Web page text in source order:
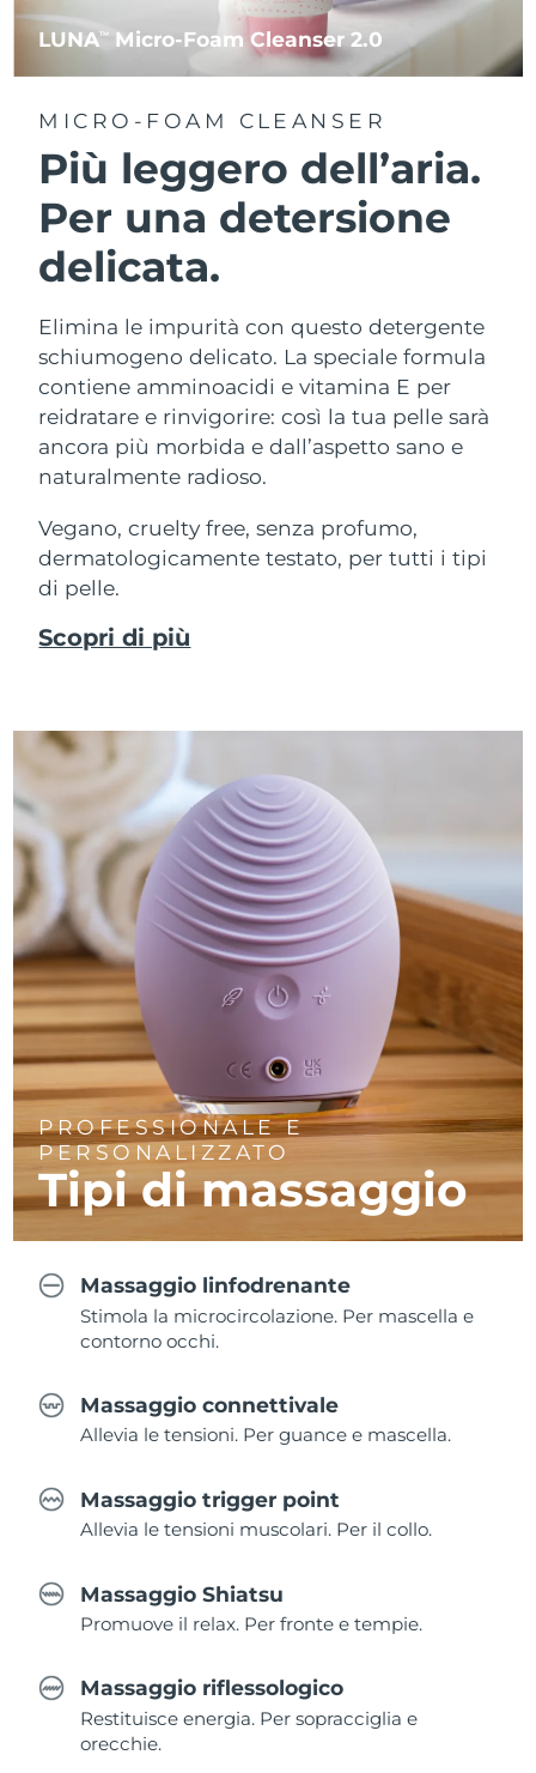
LUNATM Micro-Foam Cleanser 2.0
MICRO-FOAM CLEANSER
Più leggero dell’aria.
Per una detersione
delicata.
Elimina le impurità con questo detergente
schiumogeno delicato. La speciale formula
contiene amminoacidi e vitamina E per
reidratare e rinvigorire: così la tua pelle sarà
ancora più morbida e dall’aspetto sano e
naturalmente radioso.
Vegano, cruelty free, senza profumo,
dermatologicamente testato, per tutti i tipi
di pelle.
Scopri di più
PROFESSIONALE E
PERSONALIZZATO
Tipi di massaggio
Massaggio linfodrenante
Stimola la microcircolazione. Per mascella e
contorno occhi.
Massaggio connettivale
Allevia le tensioni. Per guance e mascella.
Massaggio trigger point
Allevia le tensioni muscolari. Per il collo.
Massaggio Shiatsu
Promuove il relax. Per fronte e tempie.
Massaggio riflessologico
Restituisce energia. Per sopracciglia e
orecchie.